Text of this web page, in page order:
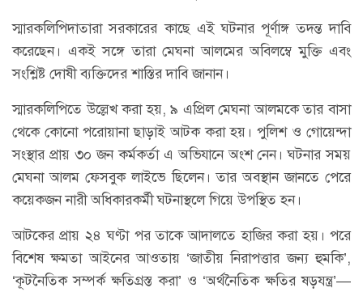
স্মারকলিপিদাতারা সরকারের কাছে এই ঘটনার পূর্ণাঙ্গ তদন্ত দাবি
করেছেন। একই সঙ্গে তারা মেঘনা আলমের অবিলম্বে মুক্তি এবং
সংশ্লিষ্ট দোষী ব্যক্তিদের শাস্তির দাবি জানান।
স্মারকলিপিতে উল্লেখ করা হয়, ৯ এপ্রিল মেঘনা আলমকে তার বাসা
থেকে কোনো পরোয়ানা ছাড়াই আটক করা হয়। পুলিশ ও গোয়েন্দা
সংস্থার প্রায় ৩০ জন কর্মকর্তা এ অভিযানে অংশ নেন। ঘটনার সময়
মেঘনা আলম ফেসবুক লাইভে ছিলেন। তার অবস্থান জানতে পেরে
কয়েকজন নারী অধিকারকর্মী ঘটনাস্থলে গিয়ে উপস্থিত হন।
আটকের প্রায় ২৪ ঘণ্টা পর তাকে আদালতে হাজির করা হয়। পরে
বিশেষ ক্ষমতা আইনের আওতায় ‘জাতীয় নিরাপত্তার জন্য হুমকি’,
‘কূটনৈতিক সম্পর্ক ক্ষতিগ্রস্ত করা’ ও ‘অর্থনৈতিক ক্ষতির ষড়যন্ত্র’—